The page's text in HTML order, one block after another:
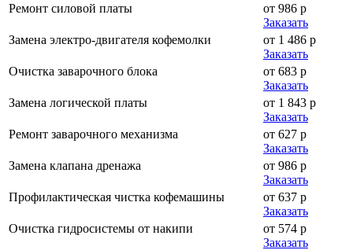
Ремонт силовой платы
от 986 р
Заказать
Замена электро-двигателя кофемолки
от 1 486 р
Заказать
Очистка заварочного блока
от 683 р
Заказать
Замена логической платы
от 1 843 р
Заказать
Ремонт заварочного механизма
от 627 р
Заказать
Замена клапана дренажа
от 986 р
Заказать
Профилактическая чистка кофемашины
от 637 р
Заказать
Очистка гидросистемы от накипи
от 574 р
Заказать